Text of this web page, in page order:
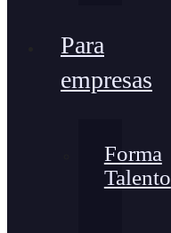
Para
empresas
Forma
Talento